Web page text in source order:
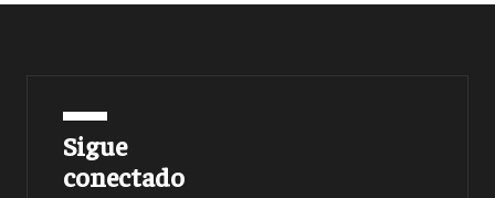
Sigue
conectado